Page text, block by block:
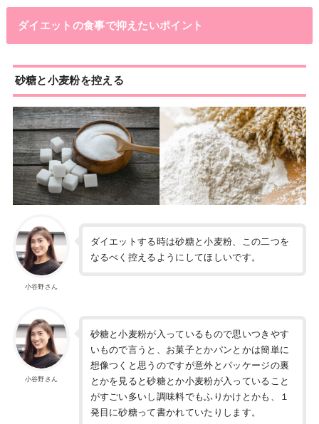
ダイエットの食事で抑えたいポイント
砂糖と小麦粉を控える
小谷野さん
ダイエットする時は砂糖と小麦粉、この二つを
なるべく控えるようにしてほしいです。
小谷野さん
砂糖と小麦粉が入っているもので思いつきやす
いもので言うと、お菓子とかパンとかは簡単に
想像つくと思うのですが意外とパッケージの裏
とかを見ると砂糖とか小麦粉が入っていること
がすごい多いし調味料でもふりかけとかも、１
発目に砂糖って書かれていたりします。